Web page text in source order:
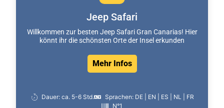
Jeep Safari
Willkommen zur besten Jeep Safari Gran Canarias! Hier
könnt ihr die schönsten Orte der Insel erkunden
Mehr Infos
Dauer: ca. 5-6 Std.
Sprachen: DE | EN | ES | NL | FR
N°1